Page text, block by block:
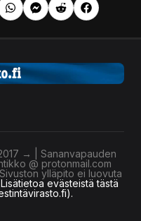
→ | Sananvapauden
@ protonmail.com
ylläpito ei luovuta
Lisätietoa evästeistä tästä